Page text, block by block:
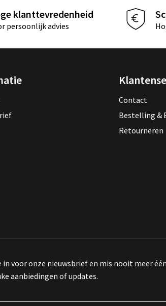
klanttevredenheid
persoonlijk advies
Contact
Bestelling &
Retourneren
in voor onze nieuwsbrief en mis nooit meer
aanbiedingen of updates.